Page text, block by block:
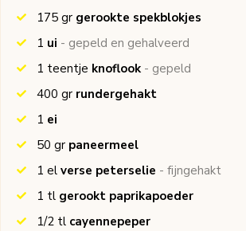
175 gr gerookte spekblokjes
1 ui - gepeld en gehalveerd
1 teentje knoflook - gepeld
400 gr rundergehakt
1 ei
50 gr paneermeel
1 el verse peterselie - fijngehakt
1 tl gerookt paprikapoeder
1/2 tl cayennepeper